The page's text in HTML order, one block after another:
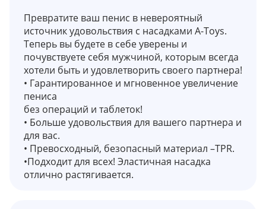
Превратите ваш пенис в невероятный
источник удовольствия с насадками A-Toys.
Теперь вы будете в себе уверены и
почувствуете себя мужчиной, которым всегда
хотели быть и удовлетворить своего партнера!
• Гарантированное и мгновенное увеличение
пениса
без операций и таблеток!
• Больше удовольствия для вашего партнера и
для вас.
• Превосходный, безопасный материал –TPR.
•Подходит для всех! Эластичная насадка
отлично растягивается.